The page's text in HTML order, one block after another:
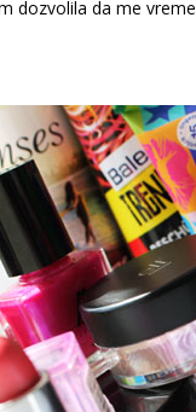
dozvolila da me vreme